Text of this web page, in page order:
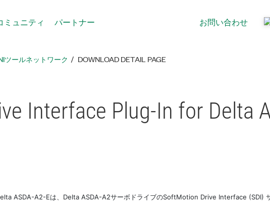
ミュニティ パートナー お問い合わせ
ツールネットワーク DOWNLOAD DETAIL PAGE
Interface Plug-In for Delta
ASDA-A2-Eは、Delta ASDA-A2サーボドライブのSoftMotion Drive Interface (SDI) サ